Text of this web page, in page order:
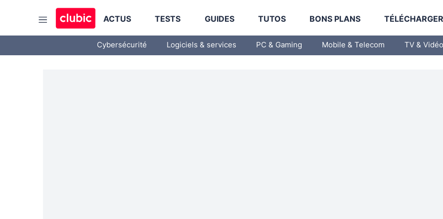
ACTUS TESTS GUIDES TUTOS BONS PLANS
Cybersécurité Logiciels & services PC & Gaming Mobile & Telecom TV & Vidéo